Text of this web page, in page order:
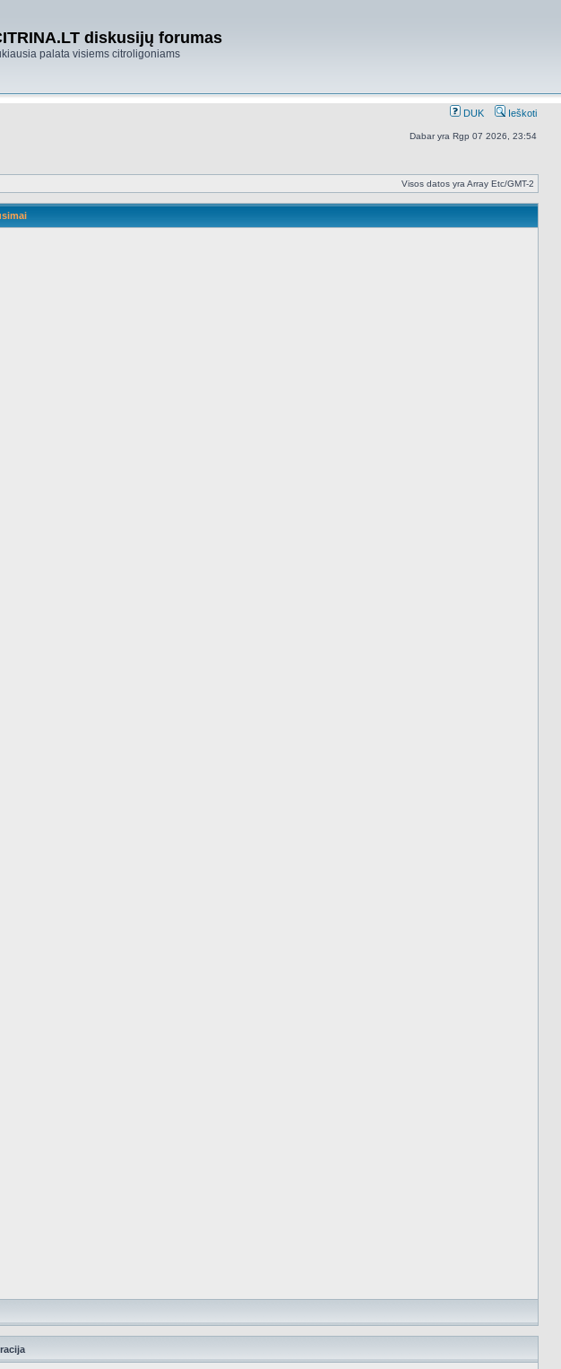
diskusijų forumas
palata visiems citroligoniams
DUK Ieškoti
Dabar yra Rgp 07 2026, 23:54
Visos datos yra Array Etc/GMT-2